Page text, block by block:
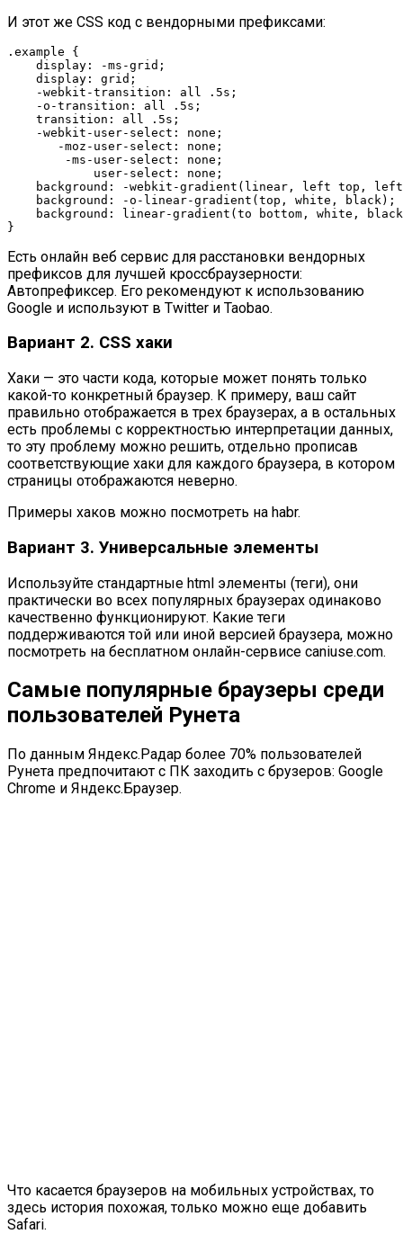
И этот же CSS код с вендорными префиксами:
.example {
    display: -ms-grid;
    display: grid;
    -webkit-transition: all .5s;
    -o-transition: all .5s;
    transition: all .5s;
    -webkit-user-select: none;
       -moz-user-select: none;
        -ms-user-select: none;
            user-select: none;
background: -webkit-gradient(linear, left top,
    background: -o-linear-gradient(top, white, black);
background: linear-gradient(to bottom, white,
}
Есть онлайн веб сервис для расстановки вендорных
префиксов для лучшей кроссбраузерности:
Автопрефиксер. Его рекомендуют к использованию
Google и используют в Twitter и Taobao.
Вариант 2. CSS хаки
Хаки — это части кода, которые может понять только
какой-то конкретный браузер. К примеру, ваш сайт
правильно отображается в трех браузерах, а в остальных
есть проблемы с корректностью интерпретации данных,
то эту проблему можно решить, отдельно прописав
соответствующие хаки для каждого браузера, в котором
страницы отображаются неверно.
Примеры хаков можно посмотреть на habr.
Вариант 3. Универсальные элементы
Используйте стандартные html элементы (теги), они
практически во всех популярных браузерах одинаково
качественно функционируют. Какие теги
поддерживаются той или иной версией браузера, можно
посмотреть на бесплатном онлайн-сервисе caniuse.com.
Самые популярные браузеры среди
пользователей Рунета
По данным Яндекс.Радар более 70% пользователей
Рунета предпочитают с ПК заходить с брузеров: Google
Chrome и Яндекс.Браузер.
Что касается браузеров на мобильных устройствах, то
здесь история похожая, только можно еще добавить
Safari.